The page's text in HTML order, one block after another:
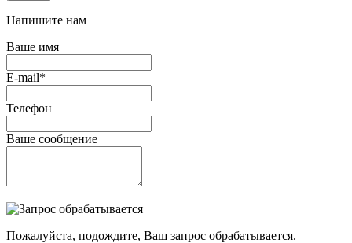
Напишите нам
Ваше имя
E-mail*
Телефон
Ваше сообщение
Пожалуйста, подождите, Ваш запрос обрабатывается.